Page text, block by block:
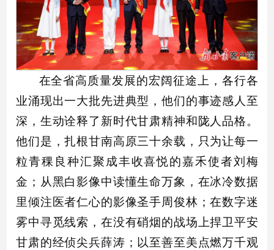
在全省高质量发展的宏阔征途上，各行各
业涌现出一大批先进典型，他们的事迹感人至
深，生动诠释了新时代甘肃精神和陇人品格。
他们是，扎根甘南高原三十余载，只为让每一
粒青稞良种汇聚成丰收喜悦的嘉禾使者刘梅
金；从黑白影像中读懂生命万象，在冰冷数据
里倾注医者仁心的影像圣手周俊林；在数字迷
雾中寻觅线索，在没有硝烟的战场上捍卫平安
甘肃的经侦尖兵薛涛；以至善至美点燃万千观